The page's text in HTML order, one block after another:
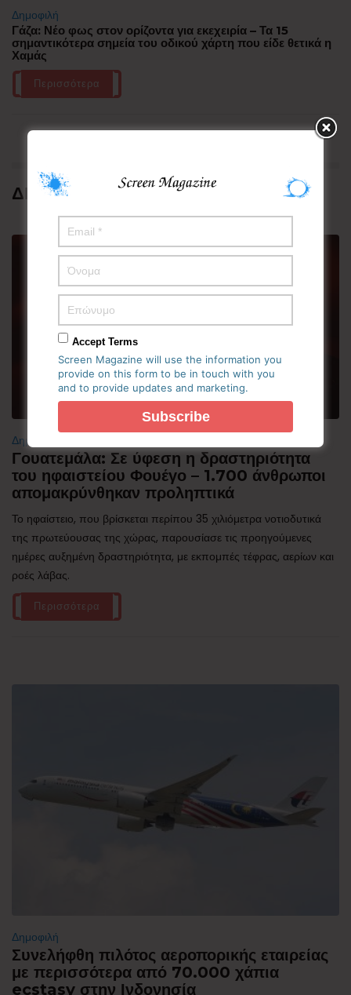
Δημοφιλή
Γάζα: Νέο φως στον ορίζοντα για εκεχειρία – Τα 15
σημαντικότερα σημεία του οδικού χάρτη που είδε θετικά η
Χαμάς
Περισσότερα
ΔΗΜΟΦΙΛΗ
Δημοφιλή
Γουατεμάλα: Σε ύφεση η δραστηριότητα
του ηφαιστείου Φουέγο – 1.700 άνθρωποι
απομακρύνθηκαν προληπτικά
Το ηφαίστειο, που βρίσκεται περίπου 35 χιλιόμετρα νοτιοδυτικά
της πρωτεύουσας της χώρας, παρουσίασε τις προηγούμενες
ημέρες αυξημένη δραστηριότητα, με εκπομπές τέφρας, αερίων και
ροές λάβας.
Περισσότερα
Δημοφιλή
Συνελήφθη πιλότος αεροπορικής εταιρείας
με περισσότερα από 70.000 χάπια
ecstasy στην Ινδονησία
Accept Terms
Screen Magazine will use the information you
provide on this form to be in touch with you
and to provide updates and marketing.